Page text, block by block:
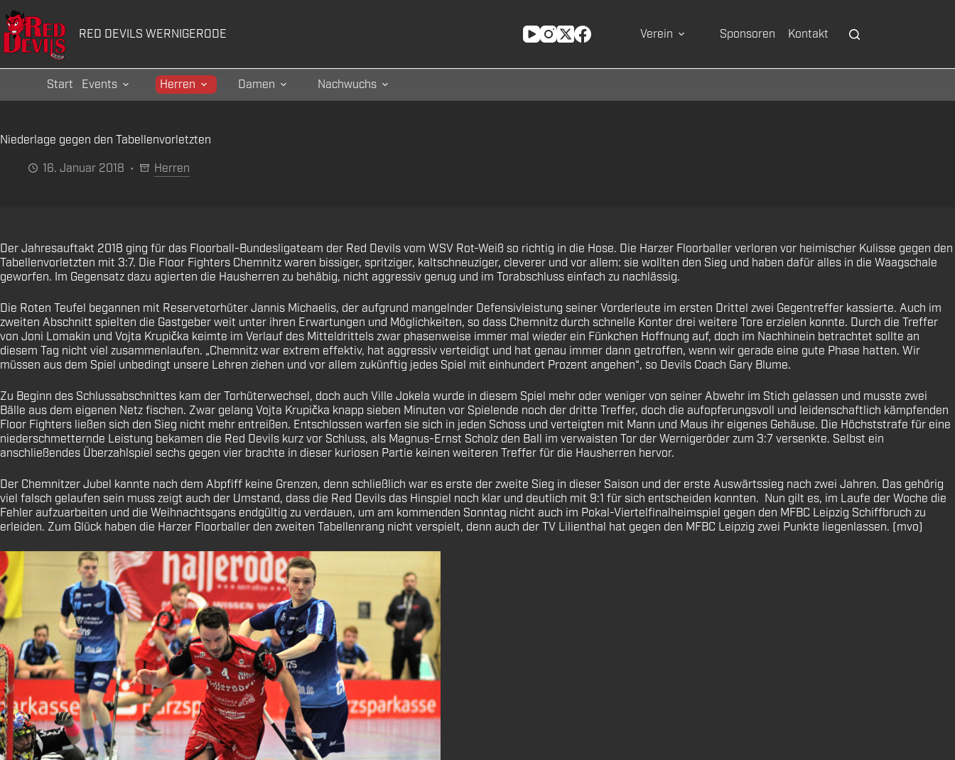
Zum
Inhalt
springen
RED DEVILS WERNIGERODE Verein Sponsoren Kontakt
Start Events Herren Damen Nachwuchs
Niederlage gegen den Tabellenvorletzten
16. Januar 2018
Herren
Der Jahresauftakt 2018 ging für das Floorball-Bundesligateam der Red Devils vom WSV Rot-Weiß so richtig in die Hose. Die Harzer Floorballer verloren vor heimischer Kulisse gegen den
Tabellenvorletzten mit 3:7. Die Floor Fighters Chemnitz waren bissiger, spritziger, kaltschneuziger, cleverer und vor allem: sie wollten den Sieg und haben dafür alles in die Waagschale
geworfen. Im Gegensatz dazu agierten die Hausherren zu behäbig, nicht aggressiv genug und im Torabschluss einfach zu nachlässig.
Die Roten Teufel begannen mit Reservetorhüter Jannis Michaelis, der aufgrund mangelnder Defensivleistung seiner Vorderleute im ersten Drittel zwei Gegentreffer kassierte. Auch im
zweiten Abschnitt spielten die Gastgeber weit unter ihren Erwartungen und Möglichkeiten, so dass Chemnitz durch schnelle Konter drei weitere Tore erzielen konnte. Durch die Treffer
von Joni Lomakin und Vojta Krupička keimte im Verlauf des Mitteldrittels zwar phasenweise immer mal wieder ein Fünkchen Hoffnung auf, doch im Nachhinein betrachtet sollte an
diesem Tag nicht viel zusammenlaufen. „Chemnitz war extrem effektiv, hat aggressiv verteidigt und hat genau immer dann getroffen, wenn wir gerade eine gute Phase hatten. Wir
müssen aus dem Spiel unbedingt unsere Lehren ziehen und vor allem zukünftig jedes Spiel mit einhundert Prozent angehen“, so Devils Coach Gary Blume.
Zu Beginn des Schlussabschnittes kam der Torhüterwechsel, doch auch Ville Jokela wurde in diesem Spiel mehr oder weniger von seiner Abwehr im Stich gelassen und musste zwei
Bälle aus dem eigenen Netz fischen. Zwar gelang Vojta Krupička knapp sieben Minuten vor Spielende noch der dritte Treffer, doch die aufopferungsvoll und leidenschaftlich kämpfenden
Floor Fighters ließen sich den Sieg nicht mehr entreißen. Entschlossen warfen sie sich in jeden Schoss und verteigten mit Mann und Maus ihr eigenes Gehäuse. Die Höchststrafe für eine
niederschmetternde Leistung bekamen die Red Devils kurz vor Schluss, als Magnus-Ernst Scholz den Ball im verwaisten Tor der Wernigeröder zum 3:7 versenkte. Selbst ein
anschließendes Überzahlspiel sechs gegen vier brachte in dieser kuriosen Partie keinen weiteren Treffer für die Hausherren hervor.
Der Chemnitzer Jubel kannte nach dem Abpfiff keine Grenzen, denn schließlich war es erste der zweite Sieg in dieser Saison und der erste Auswärtssieg nach zwei Jahren. Das gehörig
viel falsch gelaufen sein muss zeigt auch der Umstand, dass die Red Devils das Hinspiel noch klar und deutlich mit 9:1 für sich entscheiden konnten. Nun gilt es, im Laufe der Woche die
Fehler aufzuarbeiten und die Weihnachtsgans endgültig zu verdauen, um am kommenden Sonntag nicht auch im Pokal-Viertelfinalheimspiel gegen den MFBC Leipzig Schiffbruch zu
erleiden. Zum Glück haben die Harzer Floorballer den zweiten Tabellenrang nicht verspielt, denn auch der TV Lilienthal hat gegen den MFBC Leipzig zwei Punkte liegenlassen. (mvo)